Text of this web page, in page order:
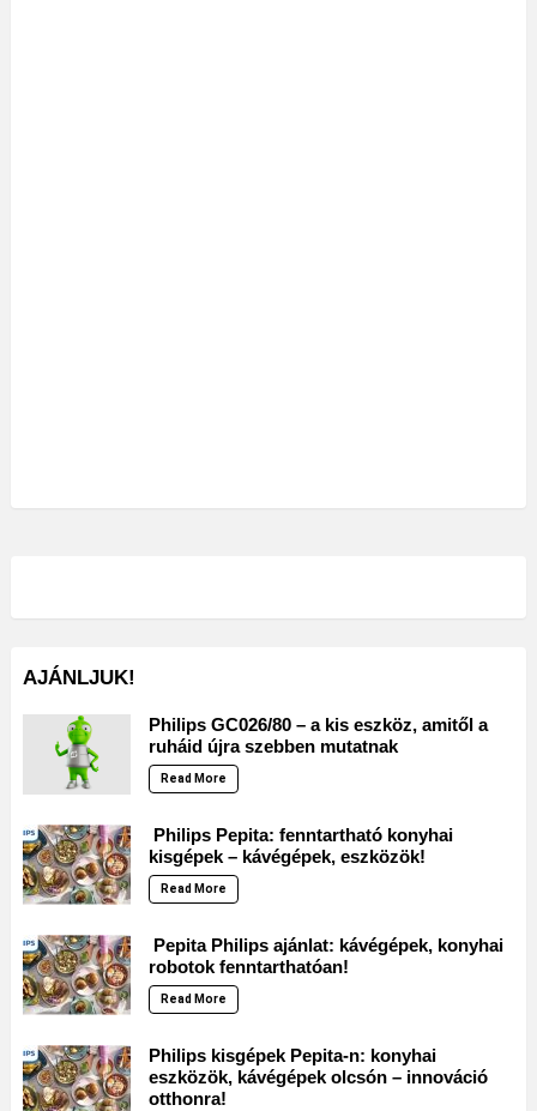
AJÁNLJUK!
Philips GC026/80 – a kis eszköz, amitől a
ruháid újra szebben mutatnak
Read More
Philips Pepita: fenntartható konyhai
kisgépek – kávégépek, eszközök!
Read More
Pepita Philips ajánlat: kávégépek, konyhai
robotok fenntarthatóan!
Read More
Philips kisgépek Pepita-n: konyhai
eszközök, kávégépek olcsón – innováció
otthonra!